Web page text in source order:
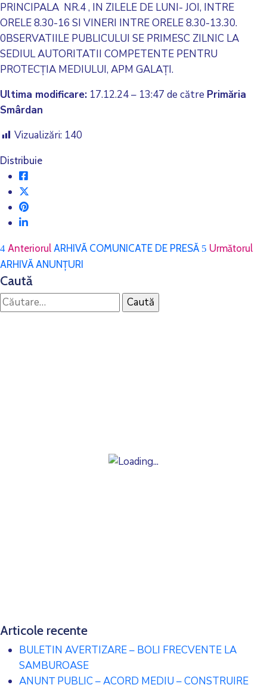
PRINCIPALA NR.4 , IN ZILELE DE LUNI- JOI, INTRE
ORELE 8.30-16 SI VINERI INTRE ORELE 8.30-13.30.
0BSERVATIILE PUBLICULUI SE PRIMESC ZILNIC LA
SEDIUL AUTORITATII COMPETENTE PENTRU
PROTECŢIA MEDIULUI, APM GALAŢI.
Ultima modificare: 17.12.24 – 13:47 de către Primăria
Smârdan
Vizualizări: 140
Distribuie
Anteriorul ARHIVĂ COMUNICATE DE PRESĂ
Următorul
ARHIVĂ ANUNȚURI
Caută
Articole recente
BULETIN AVERTIZARE – BOLI FRECVENTE LA
SAMBUROASE
ANUNȚ PUBLIC – ACORD MEDIU – CONSTRUIRE